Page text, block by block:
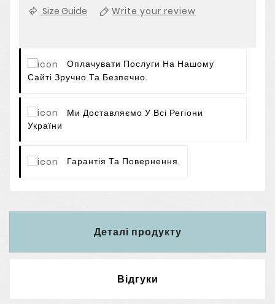
Size Guide Write your review
Оплачувати Послуги На Нашому
Сайті Зручно Та Безпечно.
Ми Доставляємо У Всі Регіони
України
Гарантія Та Повернення.
Деталі продукту
Відгуки